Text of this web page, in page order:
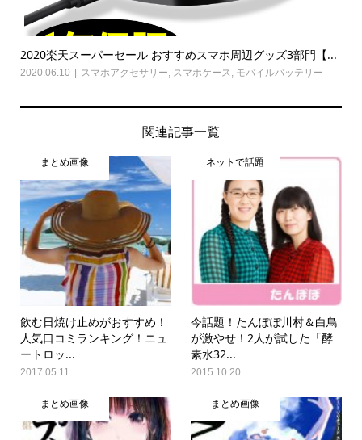
2020楽天スーパーセール おすすめスマホ周辺グッズ3部門【...
2020.06.10 スマホアクセサリー スマホケース モバイルバッテリー
関連記事一覧
まとめ画像
飲む日焼け止めがおすすめ！
人気口コミランキング！ニュ
ートロッ...
2017.05.11
ネットで話題
今話題！たんぽぽ川村＆白鳥
が激やせ！2人が試した「酵
素水32...
2015.10.20
まとめ画像 まとめ画像